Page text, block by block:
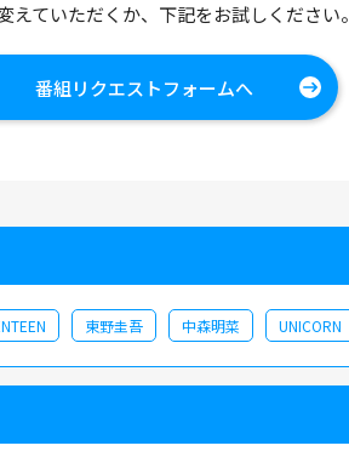
えていただくか、下記をお試しください。
番組リクエストフォームへ
東野圭吾 中森明菜 UNICORN